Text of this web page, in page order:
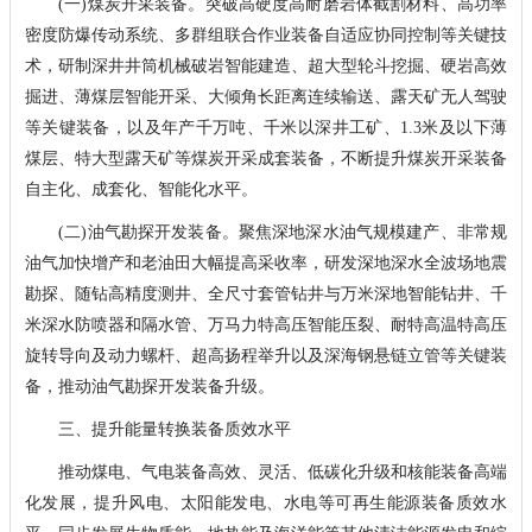
(一)煤炭开采装备。突破高硬度高耐磨岩体截割材料、高功率
密度防爆传动系统、多群组联合作业装备自适应协同控制等关键技
术，研制深井井筒机械破岩智能建造、超大型轮斗挖掘、硬岩高效
掘进、薄煤层智能开采、大倾角长距离连续输送、露天矿无人驾驶
等关键装备，以及年产千万吨、千米以深井工矿、1.3米及以下薄
煤层、特大型露天矿等煤炭开采成套装备，不断提升煤炭开采装备
自主化、成套化、智能化水平。
(二)油气勘探开发装备。聚焦深地深水油气规模建产、非常规
油气加快增产和老油田大幅提高采收率，研发深地深水全波场地震
勘探、随钻高精度测井、全尺寸套管钻井与万米深地智能钻井、千
米深水防喷器和隔水管、万马力特高压智能压裂、耐特高温特高压
旋转导向及动力螺杆、超高扬程举升以及深海钢悬链立管等关键装
备，推动油气勘探开发装备升级。
三、提升能量转换装备质效水平
推动煤电、气电装备高效、灵活、低碳化升级和核能装备高端
化发展，提升风电、太阳能发电、水电等可再生能源装备质效水